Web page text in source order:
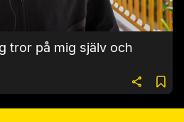
tror på mig själv och